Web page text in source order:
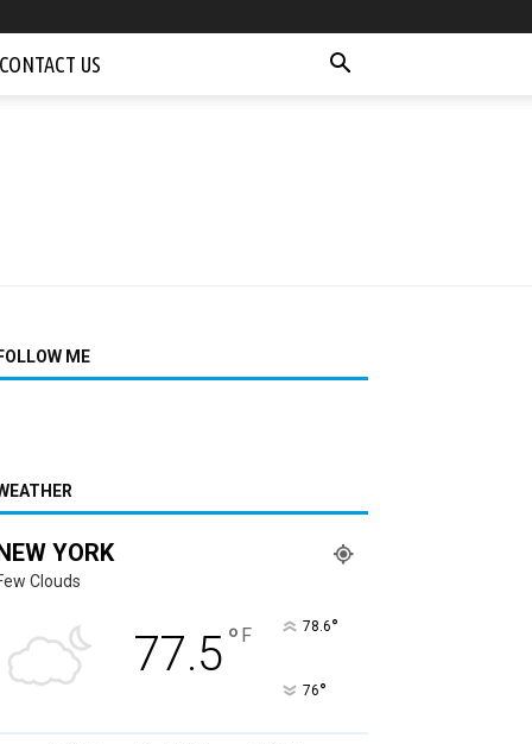
CONTACT US
FOLLOW ME
YORK
Clouds
77.5° F 78.6°
76°